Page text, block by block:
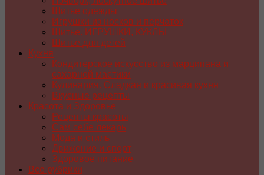
Шитье одежды
Игрушки из носков и перчаток
Шитье. ИГРУШКИ, КУКЛЫ
Шитье для детей
Кухня
Кондитерское искусство из марципана и
сахарной мастики
Кулинария. Сладкая и красивая кухня
Вкусные рецепты
Красота и Здоровье
Рецепты красоты
Сам себе лекарь
Мода и стиль
Движение и спорт
Здоровое питание
Все рубрики